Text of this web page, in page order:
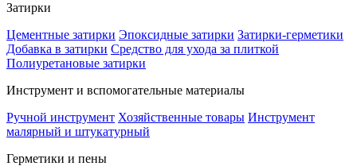
Затирки
Цементные затирки Эпоксидные затирки Затирки-герметики
Добавка в затирки Средство для ухода за плиткой
Полиуретановые затирки
Инструмент и вспомогательные материалы
Ручной инструмент Хозяйственные товары Инструмент
малярный и штукатурный
Герметики и пены